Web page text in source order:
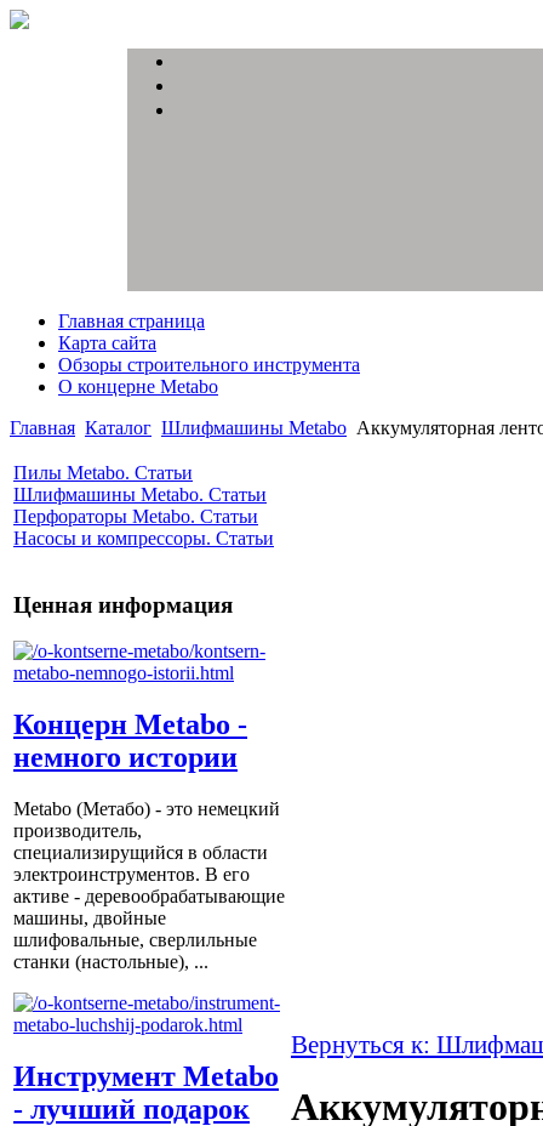
Главная страница
Карта сайта
Обзоры строительного инструмента
О концерне Metabo
Главная Каталог Шлифмашины Metabo Аккумуляторная
Пилы Metabo. Статьи
Шлифмашины Metabo. Статьи
Перфораторы Metabo. Статьи
Насосы и компрессоры. Статьи
Ценная информация
Концерн Metabo -
немного истории
Metabo (Метабо) - это немецкий
производитель,
специализирущийся в области
электроинструментов. В его
активе - деревообрабатывающие
машины, двойные
шлифовальные, сверлильные
станки (настольные), ...
Инструмент Metabo
- лучший подарок
Вернуться к: